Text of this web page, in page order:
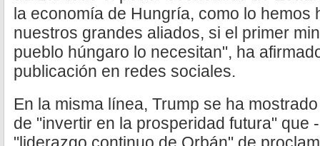
la economía de Hungría, como lo hemos
nuestros grandes aliados, si el primer
pueblo húngaro lo necesitan", ha
publicación en redes sociales.
En la misma línea, Trump se ha
de "invertir en la prosperidad futura" que